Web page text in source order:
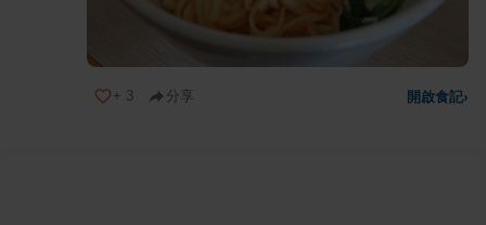
+ 3 分享 開啟食記›